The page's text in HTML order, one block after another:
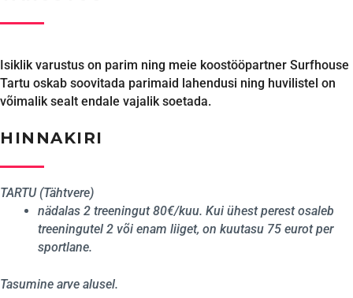
Isiklik varustus on parim ning meie koostööpartner Surfhouse
Tartu oskab soovitada parimaid lahendusi ning huvilistel on
võimalik sealt endale vajalik soetada.
HINNAKIRI
TARTU (Tähtvere)
nädalas 2 treeningut 80€/kuu. Kui ühest perest osaleb
treeningutel 2 või enam liiget, on kuutasu 75 eurot per
sportlane.
Tasumine arve alusel.